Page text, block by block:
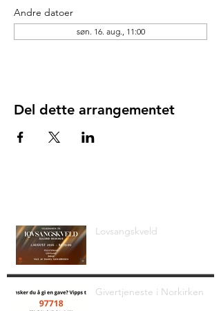
Andre datoer
søn. 16. aug., 11:00
Del dette arrangementet
Lovsangskveld
Givertjeneste i Norkirken